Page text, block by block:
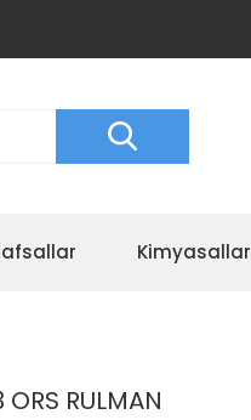
Kimyasallar
RULMAN